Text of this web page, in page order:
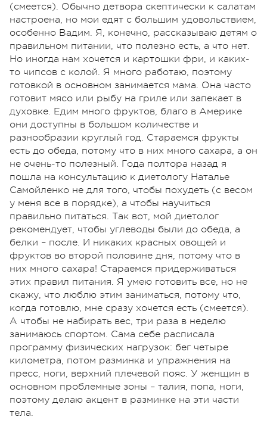
(смеется). Обычно детвора скептически к салатам
настроена, но мои едят с большим удовольствием,
особенно Вадим. Я, конечно, рассказываю детям о
правильном питании, что полезно есть, а что нет.
Но иногда нам хочется и картошки фри, и каких-
то чипсов с колой. Я много работаю, поэтому
готовкой в основном занимается мама. Она часто
готовит мясо или рыбу на гриле или запекает в
духовке. Едим много фруктов, благо в Америке
они доступны в большом количестве и
разнообразии круглый год. Стараемся фрукты
есть до обеда, потому что в них много сахара, а он
не очень-то полезный. Года полтора назад я
пошла на консультацию к диетологу Наталье
Самойленко не для того, чтобы похудеть (с весом
у меня все в порядке), а чтобы научиться
правильно питаться. Так вот, мой диетолог
рекомендует, чтобы углеводы были до обеда, а
белки – после. И никаких красных овощей и
фруктов во второй половине дня, потому что в
них много сахара! Стараемся придерживаться
этих правил питания. Я умею готовить все, но не
скажу, что люблю этим заниматься, потому что,
когда готовлю, мне сразу хочется есть (смеется).
А чтобы не набирать вес, три раза в неделю
занимаюсь спортом. Сама себе расписала
программу физических нагрузок: бег четыре
километра, потом разминка и упражнения на
пресс, ноги, верхний плечевой пояс. У женщин в
основном проблемные зоны – талия, попа, ноги,
поэтому делаю акцент в разминке на эти части
тела.